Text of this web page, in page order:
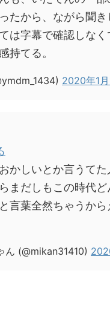
たから、ながら聞
は字幕で確認しなく
持てる。
2020年1
かしいとか言うてた
まだしもこの時代
言葉全然ちゃうから
(@mikan31410)